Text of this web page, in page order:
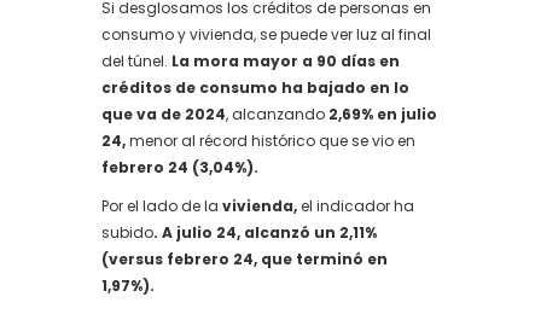
Si desglosamos los créditos de personas en
consumo y vivienda, se puede ver luz al final
del túnel. La mora mayor a 90 días en
créditos de consumo ha bajado en lo
que va de 2024, alcanzando 2,69% en julio
24,menor al récord histórico que se vio en
febrero 24 (3,04%).
Por el lado de la vivienda,el indicador ha
subido. A julio 24, alcanzó un 2,11%
(versus febrero 24, que terminó en
1,97%).